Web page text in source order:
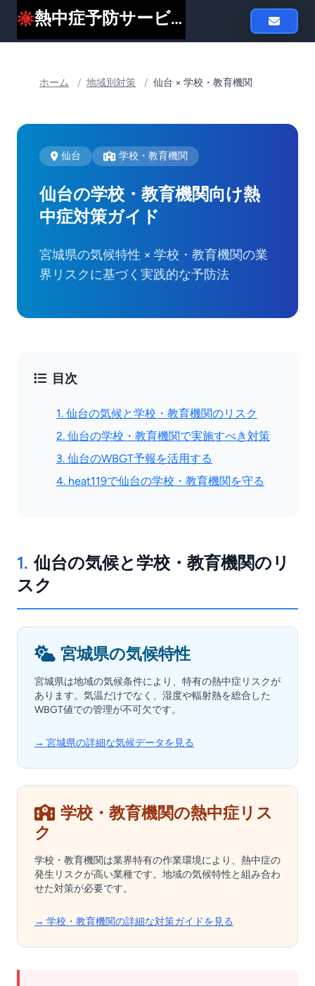
熱中症予防サービスheat119
ホーム / 地域別対策 / 仙台 × 学校・教育機関
仙台 学校・教育機関
仙台の学校・教育機関向け熱
中症対策ガイド
宮城県の気候特性 × 学校・教育機関の業
界リスクに基づく実践的な予防法
目次
1. 仙台の気候と学校・教育機関のリスク
2. 仙台の学校・教育機関で実施すべき対策
3. 仙台のWBGT予報を活用する
4. heat119で仙台の学校・教育機関を守る
1. 仙台の気候と学校・教育機関のリ
スク
宮城県の気候特性
宮城県は地域の気候条件により、特有の熱中症リスクが
あります。気温だけでなく、湿度や輻射熱を総合した
WBGT値での管理が不可欠です。
→ 宮城県の詳細な気候データを見る
学校・教育機関の熱中症リス
ク
学校・教育機関は業界特有の作業環境により、熱中症の
発生リスクが高い業種です。地域の気候特性と組み合わ
せた対策が必要です。
→ 学校・教育機関の詳細な対策ガイドを見る